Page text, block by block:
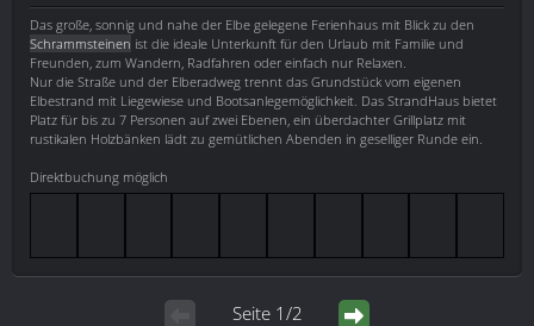
Das große, sonnig und nahe der Elbe gelegene Ferienhaus mit Blick zu den
Schrammsteinen ist die ideale Unterkunft für den Urlaub mit Familie und
Freunden, zum Wandern, Radfahren oder einfach nur Relaxen.
Nur die Straße und der Elberadweg trennt das Grundstück vom eigenen
Elbestrand mit Liegewiese und Bootsanlegemöglichkeit. Das StrandHaus bietet
Platz für bis zu 7 Personen auf zwei Ebenen, ein überdachter Grillplatz mit
rustikalen Holzbänken lädt zu gemütlichen Abenden in geselliger Runde ein.
Direktbuchung möglich
Seite 1/2